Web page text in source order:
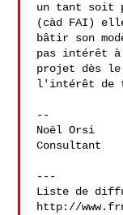
un tant soit
(càd FAI)
bâtir son
pas intérêt
projet dès le
l'intérêt de
--
Noël Orsi
Consultant
---
Liste de
http://